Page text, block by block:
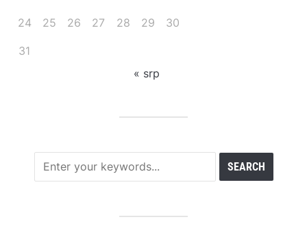
24 25 26 27 28 29 30
31
« srp